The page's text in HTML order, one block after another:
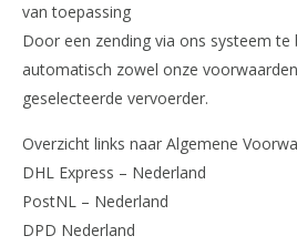
van toepassing
Door een zending via ons systeem te
automatisch zowel onze
geselecteerde vervoerder.
Overzicht links naar Algemene
DHL Express – Nederland
PostNL – Nederland
DPD Nederland